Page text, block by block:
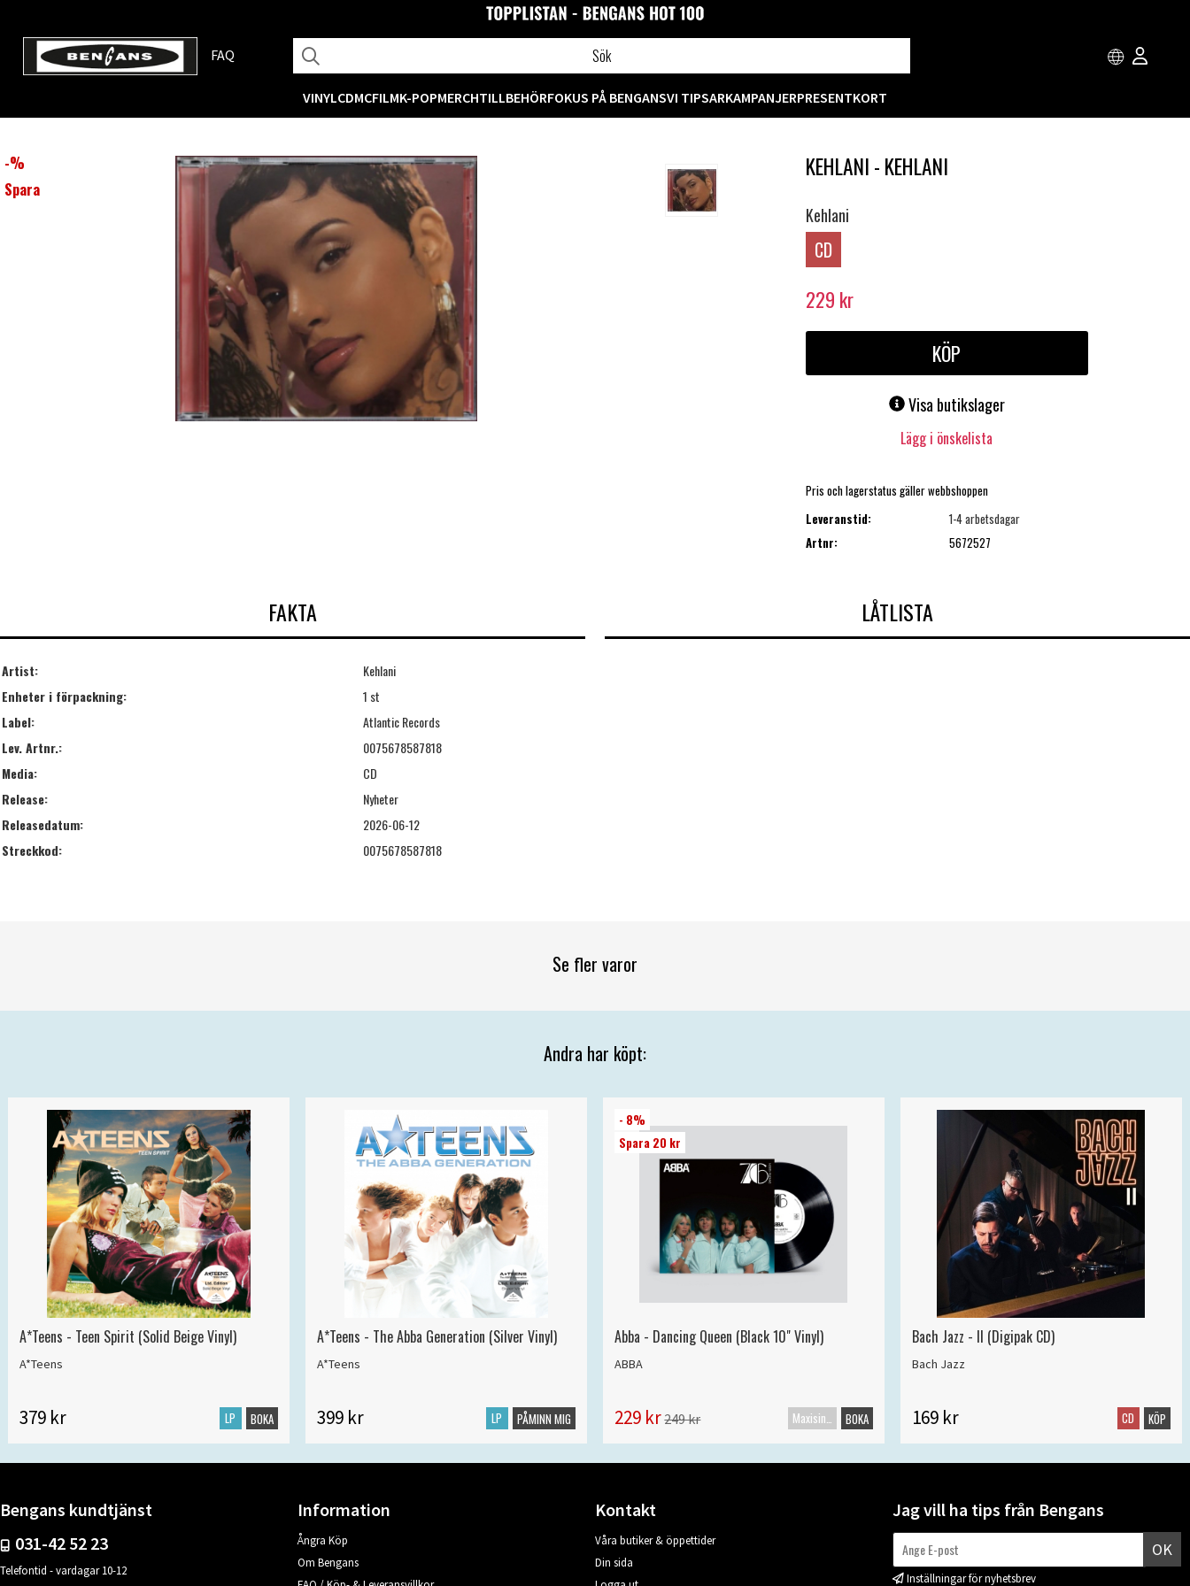
FAQ
VINYLCDMCFILMK-POPMERCHTILLBEHÖRFOKUS PÅ BENGANSVI TIPSARKAMPANJERPRESENTKORT
-%
Spara
KEHLANI - KEHLANI
Kehlani
CD
229 kr
KÖP
Visa butikslager
Lägg i önskelista
Pris och lagerstatus gäller webbshoppen
Leveranstid:
1-4 arbetsdagar
Artnr:
5672527
FAKTA
Artist:
Kehlani
Enheter i förpackning:
1 st
Label:
Atlantic Records
Lev. Artnr.:
0075678587818
Media:
CD
Release:
Nyheter
Releasedatum:
2026-06-12
Streckkod:
0075678587818
LÅTLISTA
Se fler varor
Andra har köpt:
A*Teens - Teen Spirit (Solid Beige Vinyl)
A*Teens
379 kr LP BOKA
A*Teens - The Abba Generation (Silver Vinyl)
A*Teens
399 kr LP PÅMINN MIG
- 8%
Spara 20 kr
Abba - Dancing Queen (Black 10" Vinyl)
ABBA
229 kr249 kr Maxisingel BOKA
Bach Jazz - II (Digipak CD)
Bach Jazz
169 kr CD KÖP
Bengans kundtjänst
031-42 52 23
Telefontid - vardagar 10-12
Information
Ångra Köp
Om Bengans
Kontakt
Våra butiker & öppettider
Din sida
Jag vill ha tips från Bengans
OK
Inställningar för nyhetsbrev